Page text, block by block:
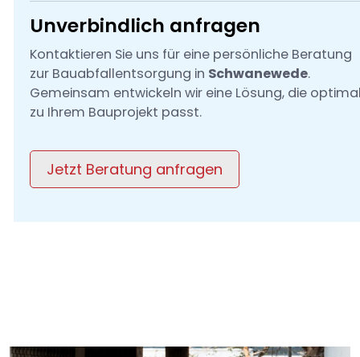
Unverbindlich anfragen
Kontaktieren Sie uns für eine persönliche Beratung
zur Bauabfallentsorgung in Schwanewede.
Gemeinsam entwickeln wir eine Lösung, die
zu Ihrem Bauprojekt passt.
Jetzt Beratung anfragen